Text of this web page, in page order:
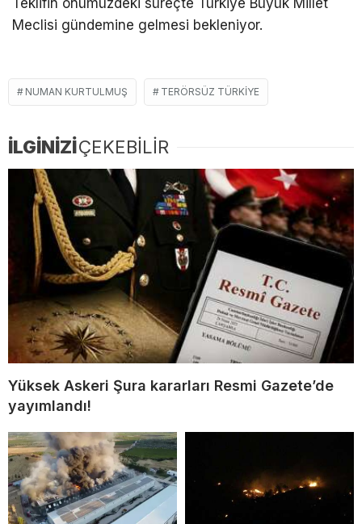
Teklifin önümüzdeki süreçte Türkiye Büyük Millet
Meclisi gündemine gelmesi bekleniyor.
NUMAN KURTULMUŞ TERÖRSÜZ TÜRKIYE
İLGİNİZİÇEKEBİLİR
Yüksek Askeri Şura kararları Resmi Gazete’de
yayımlandı!